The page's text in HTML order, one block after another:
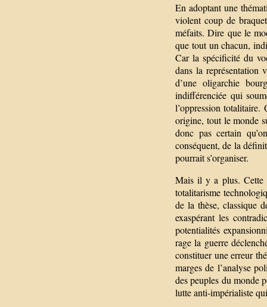
En adoptant une
violent coup de
méfaits. Dire que le
que tout un chacun,
Car la spécificité du
dans la représentation
d’une oligarchie
indifférenciée qui
l’oppression
origine, tout le monde
donc pas certain
conséquent, de la
pourrait s’organiser.
Mais il y a plus. Cette
totalitarisme
de la thèse, classique
exaspérant les
potentialités
rage la guerre
constituer une erreur
marges de l’analyse
des peuples du monde
lutte anti-impérialiste